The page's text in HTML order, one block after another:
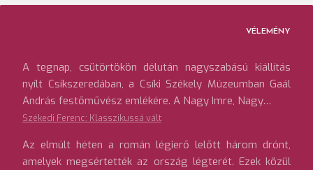
VÉLEMÉNY
A tegnap, csütörtökön délután nagyszabású kiállítás
nyílt Csíkszeredában, a Csíki Székely Múzeumban Gaál
András festőművész emlékére. A Nagy Imre, Nagy…
Székedi Ferenc: Klasszikussá vált
Az elmúlt héten a román légierő lelőtt három drónt,
amelyek megsértették az ország légterét. Ezek közül